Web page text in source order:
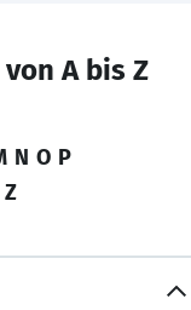
A bis Z
N O P
Z